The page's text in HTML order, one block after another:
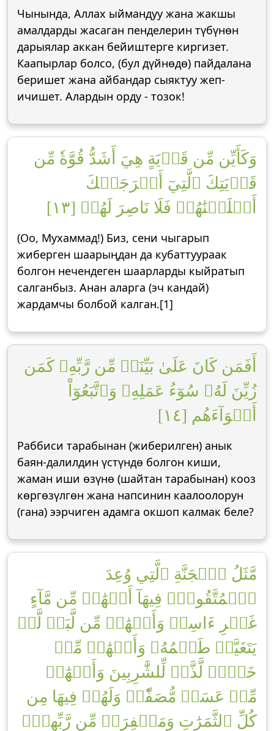
Чынында, Аллах ыймандуу жана жакшы
амалдарды жасаган пенделерин түбүнөн
дарыялар аккан бейиштерге киргизет.
Каапырлар болсо, (бул дүйнөдө) пайдалана
беришет жана айбандар сыяктуу жеп-
ичишет. Алардын орду - тозок!
وَكَأَيِّن مِّن قَرۡيَةٍ هِيَ أَشَدُّ قُوَّةٗ مِّن
قَرۡيَتِكَ ٱلَّتِيٓ أَخۡرَجَتۡكَ
أَهۡلَكۡنَٰهُمۡ فَلَا نَاصِرَ لَهُمۡ [١٣]
(Оо, Мухаммад!) Биз, сени чыгарып
жиберген шаарыңдан да кубаттуураак
болгон нечендеген шаарларды кыйратып
салганбыз. Анан аларга (эч кандай)
жардамчы болбой калган.[1]
أَفَمَن كَانَ عَلَىٰ بَيِّنَةٖ مِّن رَّبِّهِۦ كَمَن
زُيِّنَ لَهُۥ سُوٓءُ عَمَلِهِۦ وَٱتَّبَعُوٓاْ
أَهۡوَآءَهُم [١٤]
Раббиси тарабынан (жиберилген) анык
баян-далилдин үстүндө болгон киши,
жаман иши өзүнө (шайтан тарабынан) кооз
көргөзүлгөн жана напсинин каалоолорун
(гана) ээрчиген адамга окшоп калмак беле?
مَّثَلُ ٱلۡجَنَّةِ ٱلَّتِي وُعِدَ
ٱلۡمُتَّقُونَۖ فِيهَآ أَنۡهَٰرٞ مِّن مَّآءٍ
غَيۡرِ ءَاسِنٖ وَأَنۡهَٰرٞ مِّن لَّبَنٖ لَّمۡ
يَتَغَيَّرۡ طَعۡمُهُۥ وَأَنۡهَٰرٞ مِّنۡ
خَمۡرٖ لَّذَّةٖ لِّلشَّٰرِبِينَ وَأَنۡهَٰرٞ
مِّنۡ عَسَلٖ مُّصَفّٗىۖ وَلَهُمۡ فِيهَا مِن
كُلِّ ٱلثَّمَرَٰتِ وَمَغۡفِرَةٞ مِّن رَّبِّهِمۡۖ